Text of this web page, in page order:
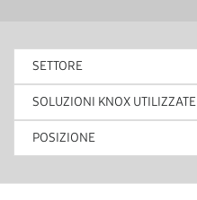
SETTORE
SOLUZIONI KNOX UTILIZZATE
POSIZIONE